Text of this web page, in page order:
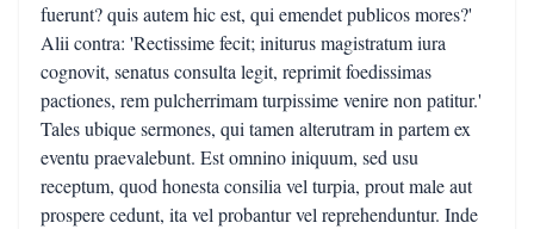
fuerunt? quis autem hic est, qui emendet publicos mores?'
Alii contra: 'Rectissime fecit; initurus magistratum iura
cognovit, senatus consulta legit, reprimit foedissimas
pactiones, rem pulcherrimam turpissime venire non patitur.'
Tales ubique sermones, qui tamen alterutram in partem ex
eventu praevalebunt. Est omnino iniquum, sed usu
receptum, quod honesta consilia vel turpia, prout male aut
prospere cedunt, ita vel probantur vel reprehenduntur. Inde